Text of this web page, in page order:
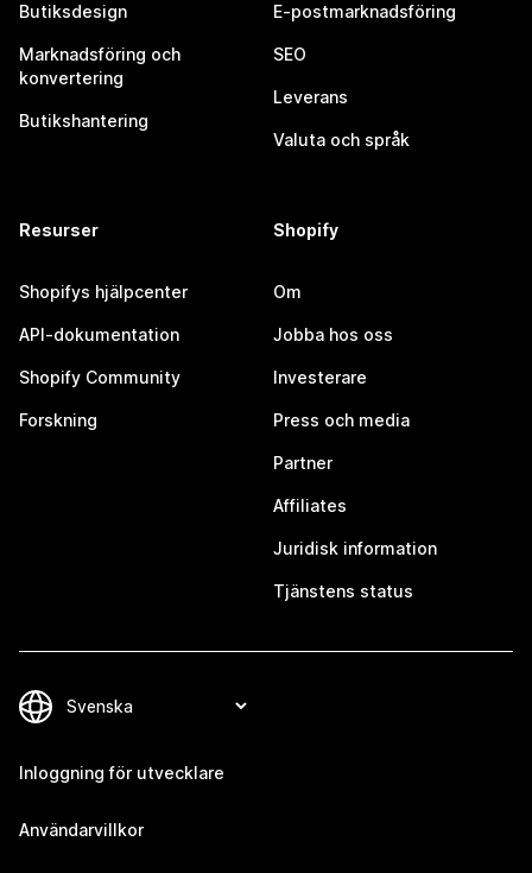
Butiksdesign
Marknadsföring och
konvertering
Butikshantering
E-postmarknadsföring
SEO
Leverans
Valuta och språk
Resurser
Shopifys hjälpcenter
API-dokumentation
Shopify Community
Forskning
Shopify
Om
Jobba hos oss
Investerare
Press och media
Partner
Affiliates
Juridisk information
Tjänstens status
Inloggning för utvecklare
Användarvillkor